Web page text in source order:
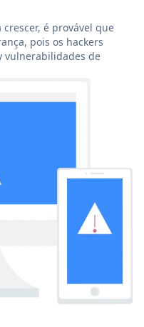
é provável que
pois os hackers
vulnerabilidades de